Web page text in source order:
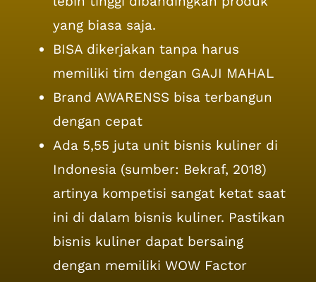
yang biasa saja.
BISA dikerjakan tanpa harus
memiliki tim dengan GAJI MAHAL
Brand AWARENSS bisa terbangun
dengan cepat
Ada 5,55 juta unit bisnis kuliner di
Indonesia (sumber: Bekraf, 2018)
artinya kompetisi sangat ketat saat
ini di dalam bisnis kuliner. Pastikan
bisnis kuliner dapat bersaing
dengan memiliki WOW Factor